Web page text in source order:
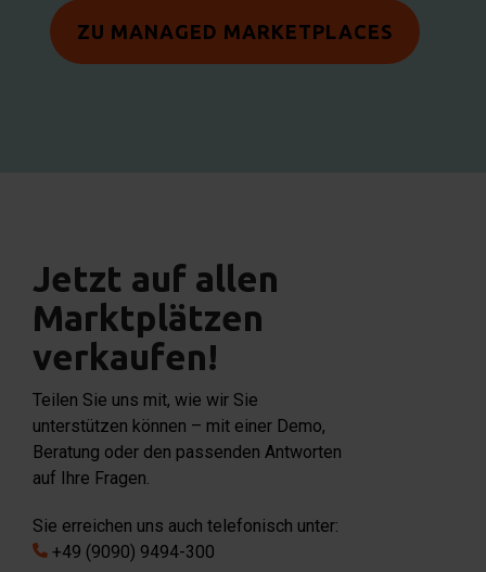
ZU MANAGED MARKETPLACES
Jetzt auf allen
Marktplätzen
verkaufen!
Teilen Sie uns mit, wie wir Sie
unterstützen können – mit einer Demo,
Beratung oder den passenden Antworten
auf Ihre Fragen.
Sie erreichen uns auch telefonisch unter:
+49 (9090) 9494-300